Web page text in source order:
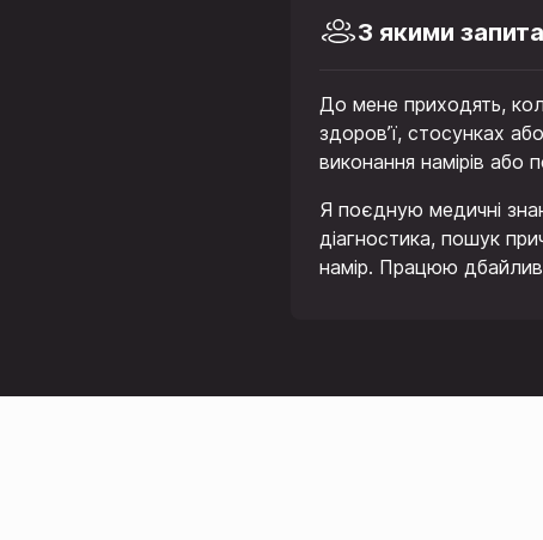
З якими
До мене приходять,
здоров’ї, стосунках
виконання намірів
Я поєдную медичні
діагностика, пошук
намір. Працюю